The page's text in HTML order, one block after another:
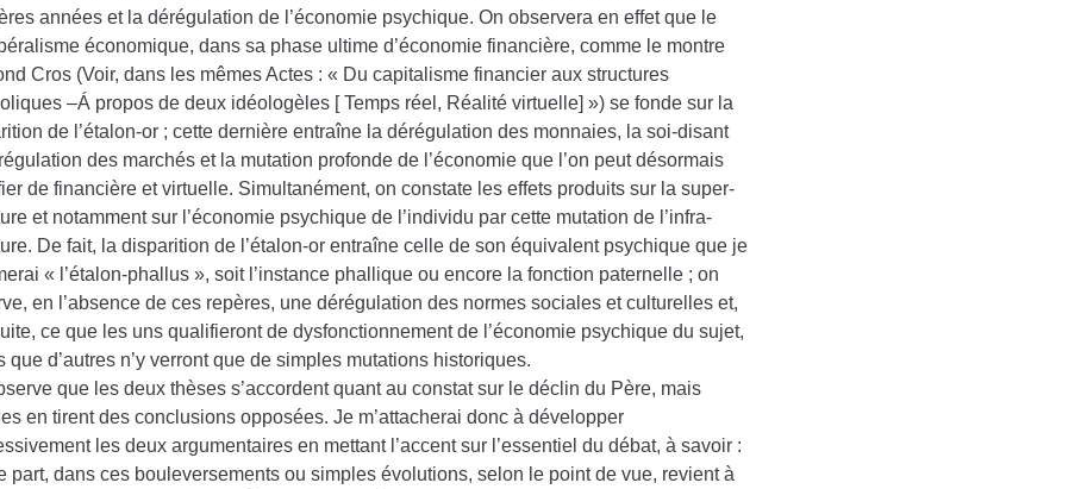
années et la dérégulation de l’économie psychique. On observera en effet que le
économique, dans sa phase ultime d’économie financière, comme le montre
Cros (Voir, dans les mêmes Actes : « Du capitalisme financier aux structures
–Á propos de deux idéologèles [ Temps réel, Réalité virtuelle] ») se fonde sur la
de l’étalon-or ; cette dernière entraîne la dérégulation des monnaies, la soi-disant
des marchés et la mutation profonde de l’économie que l’on peut désormais
de financière et virtuelle. Simultanément, on constate les effets produits sur la super-
et notamment sur l’économie psychique de l’individu par cette mutation de l’infra-
De fait, la disparition de l’étalon-or entraîne celle de son équivalent psychique que je
« l’étalon-phallus », soit l’instance phallique ou encore la fonction paternelle ; on
en l’absence de ces repères, une dérégulation des normes sociales et culturelles et,
ce que les uns qualifieront de dysfonctionnement de l’économie psychique du sujet,
que d’autres n’y verront que de simples mutations historiques.
que les deux thèses s’accordent quant au constat sur le déclin du Père, mais
en tirent des conclusions opposées. Je m’attacherai donc à développer
les deux argumentaires en mettant l’accent sur l’essentiel du débat, à savoir :
part, dans ces bouleversements ou simples évolutions, selon le point de vue, revient à